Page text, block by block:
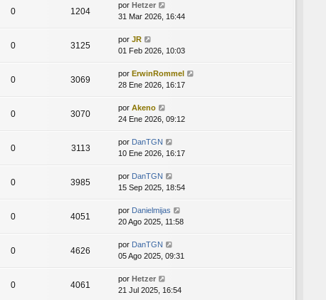
0 1204
por Hetzer
31 Mar 2026, 16:44
0 3125
por JR
01 Feb 2026, 10:03
0 3069
por ErwinRommel
28 Ene 2026, 16:17
0 3070
por Akeno
24 Ene 2026, 09:12
0 3113
por DanTGN
10 Ene 2026, 16:17
0 3985
por DanTGN
15 Sep 2025, 18:54
0 4051
por Danielmijas
20 Ago 2025, 11:58
0 4626
por DanTGN
05 Ago 2025, 09:31
0 4061
por Hetzer
21 Jul 2025, 16:54